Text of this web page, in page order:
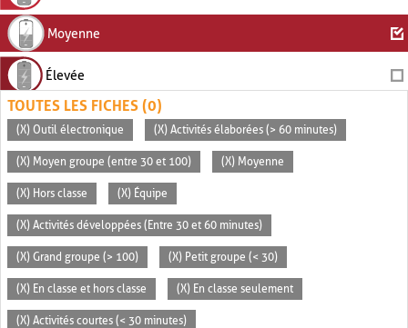
Moyenne
Élevée
TOUTES LES FICHES (0)
(X) Outil électronique (X) Activités élaborées (> 60 minutes)
(X) Moyen groupe (entre 30 et 100) (X) Moyenne
(X) Hors classe (X) Équipe
(X) Activités développées (Entre 30 et 60 minutes)
(X) Grand groupe (> 100) (X) Petit groupe (< 30)
(X) En classe et hors classe (X) En classe seulement
(X) Activités courtes (< 30 minutes)